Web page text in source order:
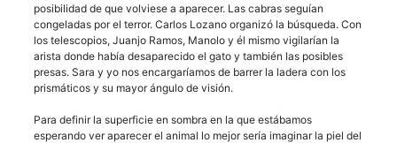
posibilidad de que volviese a aparecer. Las cabras seguían
congeladas por el terror. Carlos Lozano organizó la búsqueda. Con
los telescopios, Juanjo Ramos, Manolo y él mismo vigilarían la
arista donde había desaparecido el gato y también las posibles
presas. Sara y yo nos encargaríamos de barrer la ladera con los
prismáticos y su mayor ángulo de visión.
Para definir la superficie en sombra en la que estábamos
esperando ver aparecer el animal lo mejor sería imaginar la piel del